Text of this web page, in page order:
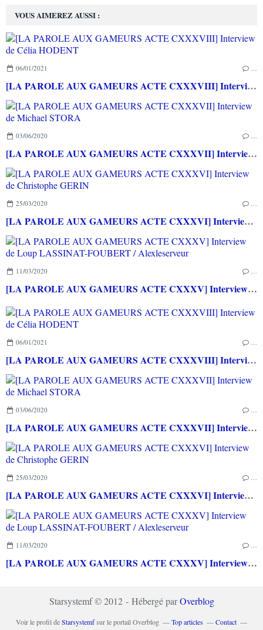
VOUS AIMEREZ AUSSI :
06/01/2021 …
[LA PAROLE AUX GAMEURS ACTE CXXXVIII] Interview de Célia HODENT
03/06/2020 …
[LA PAROLE AUX GAMEURS ACTE CXXXVII] Interview de Michael STORA
25/03/2020 …
[LA PAROLE AUX GAMEURS ACTE CXXXVI] Interview de Christophe GERIN
11/03/2020 …
[LA PAROLE AUX GAMEURS ACTE CXXXV] Interview de Loup LASSINAT-FOUBERT / Alexleserveur
06/01/2021 …
[LA PAROLE AUX GAMEURS ACTE CXXXVIII] Interview de Célia HODENT
03/06/2020 …
[LA PAROLE AUX GAMEURS ACTE CXXXVII] Interview de Michael STORA
25/03/2020 …
[LA PAROLE AUX GAMEURS ACTE CXXXVI] Interview de Christophe GERIN
11/03/2020 …
[LA PAROLE AUX GAMEURS ACTE CXXXV] Interview de Loup LASSINAT-FOUBERT / Alexleserveur
Starsystemf © 2012 - Hébergé parOverblog
Voir le profil deStarsystemfsur le portail Overblog Top articles
Contact